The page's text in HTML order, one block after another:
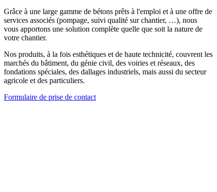
Grâce à une large gamme de bétons prêts à l'emploi et à une offre de
services associés (pompage, suivi qualité sur chantier, …), nous
vous apportons une solution complète quelle que soit la nature de
votre chantier.
Nos produits, à la fois esthétiques et de haute technicité, couvrent les
marchés du bâtiment, du génie civil, des voiries et réseaux, des
fondations spéciales, des dallages industriels, mais aussi du secteur
agricole et des particuliers.
Formulaire de prise de contact